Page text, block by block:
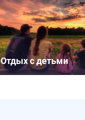
Отдых с детьми